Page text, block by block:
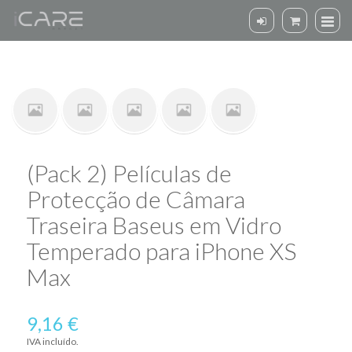
(Pack 2) Películas de
Protecção de Câmara
Traseira Baseus em Vidro
Temperado para iPhone XS
Max
9,16 €
IVA incluído.